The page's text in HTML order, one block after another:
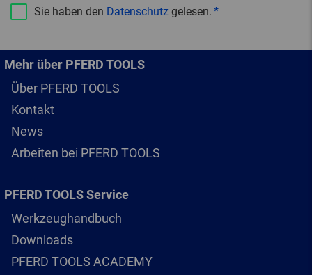
Sie haben den Datenschutz gelesen.
Mehr über PFERD TOOLS
Über PFERD TOOLS
Kontakt
News
Arbeiten bei PFERD TOOLS
PFERD TOOLS Service
Werkzeughandbuch
Downloads
PFERD TOOLS ACADEMY